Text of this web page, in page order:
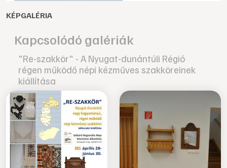
KÉPGALÉRIA
Kapcsolódó galériák
"Re-szakkör" - A Nyugat-dunántúli Régió
régen működő népi kézműves szakköreinek
kiállítása